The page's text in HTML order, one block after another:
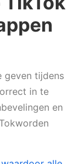
geven tijdens
in te
en